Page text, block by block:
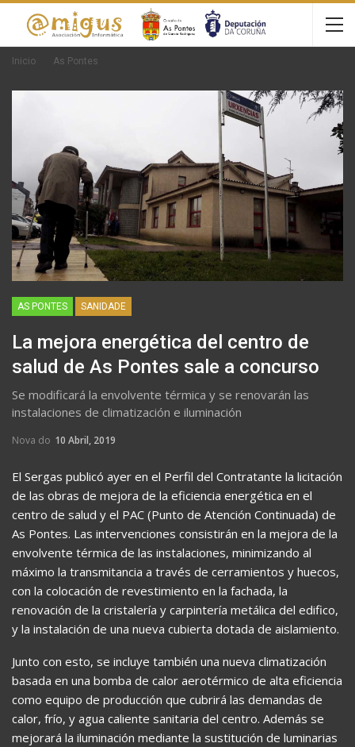
Inicio As Pontes
AS PONTES SANIDADE
La mejora energética del centro de
salud de As Pontes sale a concurso
Se modificará la envolvente térmica y se renovarán las
instalaciones de climatización e iluminación
Nova do 10 Abril, 2019
El Sergas publicó ayer en el Perfil del Contratante la licitación
de las obras de mejora de la eficiencia energética en el
centro de salud y el PAC (Punto de Atención Continuada) de
As Pontes. Las intervenciones consistirán en la mejora de la
envolvente térmica de las instalaciones, minimizando al
máximo la transmitancia a través de cerramientos y huecos,
con la colocación de revestimiento en la fachada, la
renovación de la cristalería y carpintería metálica del edifico,
y la instalación de una nueva cubierta dotada de aislamiento.
Junto con esto, se incluye también una nueva climatización
basada en una bomba de calor aerotérmico de alta eficiencia
como equipo de producción que cubrirá las demandas de
calor, frío, y agua caliente sanitaria del centro. Además se
mejorará la iluminación mediante la sustitución de luminarias